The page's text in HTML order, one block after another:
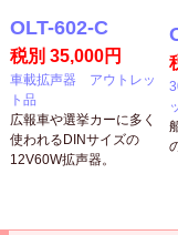
OLT-602-C
税別 35,000円
車載拡声器 アウトレッ
ト品
広報車や選挙カーに多く
使われるDINサイズの
12V60W拡声器。